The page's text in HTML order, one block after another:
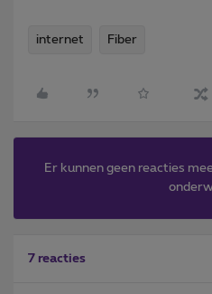
internet Fiber
Er kunnen geen reacties
7 reacties